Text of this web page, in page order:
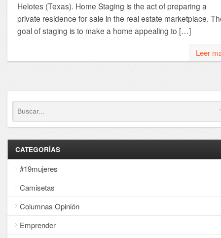
Helotes (Texas). Home Staging is the act of preparing a
private residence for sale in the real estate marketplace.
goal of staging is to make a home appealing to […]
Leer
CATEGORÍAS
#19mujeres
Camisetas
Columnas Opinión
Emprender